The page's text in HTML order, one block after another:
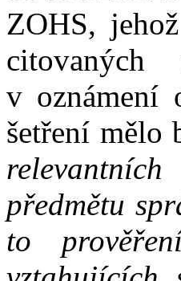
ZOHS,
v oznámení
šetření mělo
předmětu
to